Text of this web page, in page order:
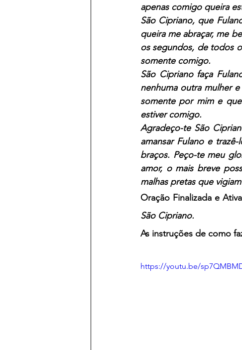
apenas comigo queira
São Cipriano, que
queira me abraçar, me
os segundos, de todos
somente comigo.
São Cipriano faça
nenhuma outra mulher
somente por mim e
estiver comigo.
Agradeço-te São
amansar Fulano e
braços. Peço-te meu
amor, o mais breve
malhas pretas que
Oração Finalizada e
São Cipriano.
As instruções de como
https://youtu.be/